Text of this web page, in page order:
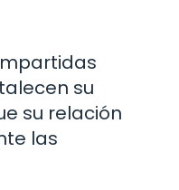
su
su relación
las